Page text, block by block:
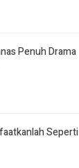
Penuh Drama
Seperti